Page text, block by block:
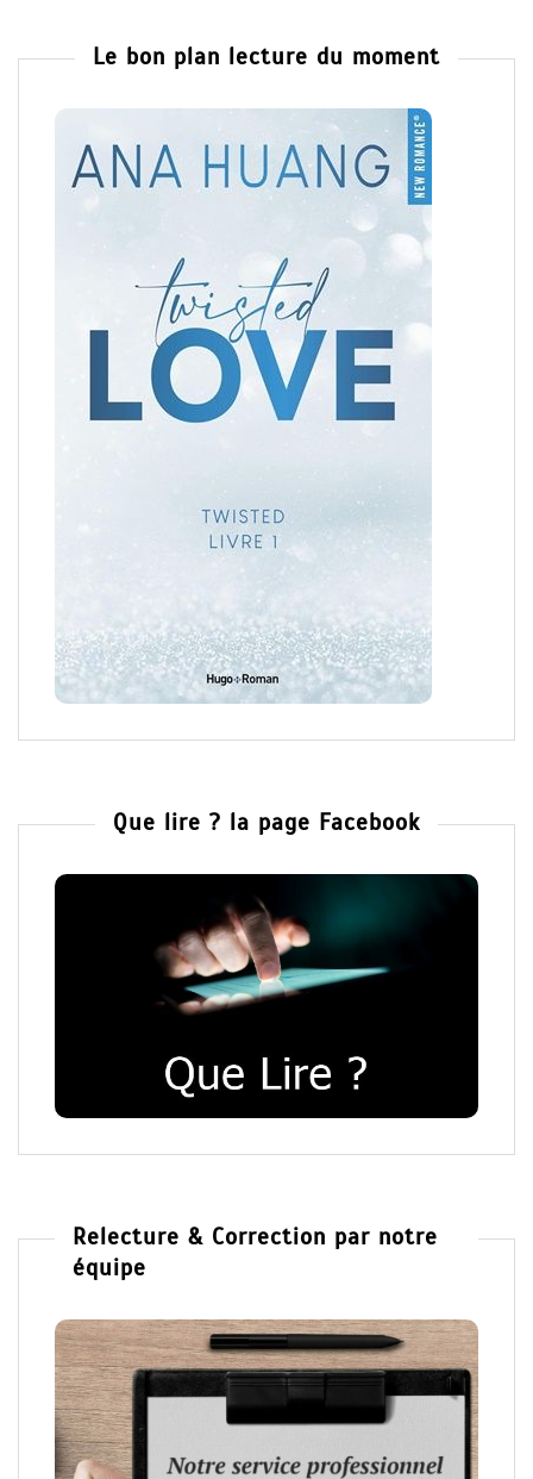
Le bon plan lecture du moment
Que lire ? la page Facebook
Relecture & Correction par notre
équipe